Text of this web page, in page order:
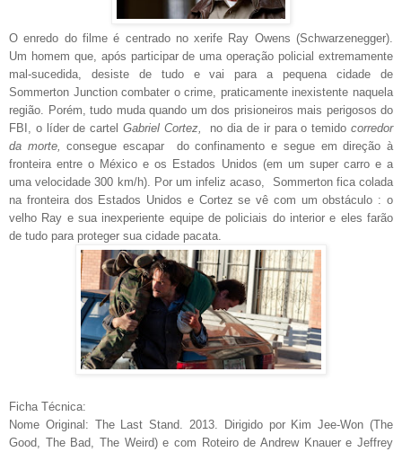
O enredo do filme é centrado no xerife Ray Owens (Schwarzenegger).
Um homem que, após participar de uma operação policial extremamente
mal-sucedida, desiste de tudo e vai para a pequena cidade de
Sommerton Junction combater o crime, praticamente inexistente naquela
região. Porém, tudo muda quando um dos prisioneiros mais perigosos do
FBI, o líder de cartel Gabriel Cortez, no dia de ir para o temidocorredor
da morte,consegue escapar do confinamento e segue em direção à
fronteira entre o México e os Estados Unidos (em um super carro e a
uma velocidade 300 km/h). Por um infeliz acaso, Sommerton fica colada
na fronteira dos Estados Unidos e Cortez se vê com um obstáculo : o
velho Ray e sua inexperiente equipe de policiais do interior e eles farão
de tudo para proteger sua cidade pacata.
Ficha Técnica:
Nome Original: The Last Stand. 2013. Dirigido por Kim Jee-Won (The
Good, The Bad, The Weird) e com Roteiro de Andrew Knauer e Jeffrey